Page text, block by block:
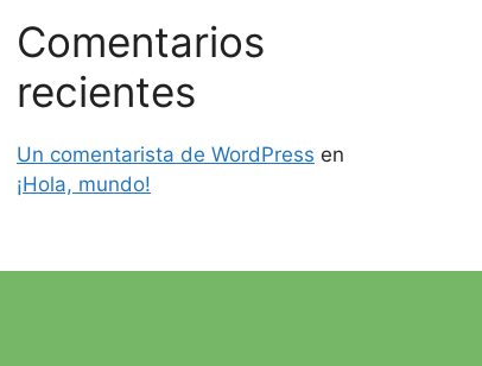
Comentarios
recientes
Un comentarista de WordPress en
¡Hola, mundo!